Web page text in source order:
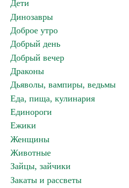
Дети
Динозавры
Доброе утро
Добрый день
Добрый вечер
Драконы
Дьяволы, вампиры, ведьмы
Еда, пища, кулинария
Единороги
Ежики
Женщины
Животные
Зайцы, зайчики
Закаты и рассветы